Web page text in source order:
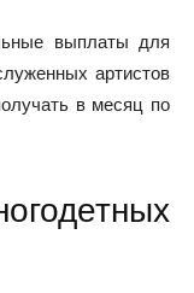
выплаты для
артистов
в месяц по